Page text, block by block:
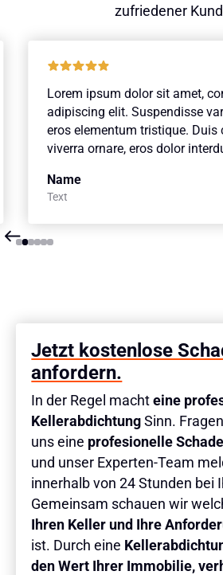
zufriedener
Lorem ipsum dolor sit amet,
adipiscing elit. Suspendisse
eros elementum tristique. Duis
viverra ornare, eros dolor
Name
Text
Slide 2 of 6.
Jetzt kostenlose
anfordern.
In der Regel machteine
Kellerabdichtung Sinn.
uns eine profesionelle
und unser Experten-Team
innerhalb von 24 Stunden bei
Gemeinsam schauen wir
Ihren Keller und Ihre
ist. Durch eine
den Wert Ihrer Immobilie,